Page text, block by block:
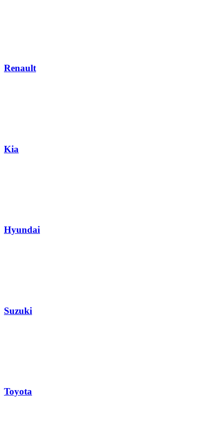
Renault
Kia
Hyundai
Suzuki
Toyota